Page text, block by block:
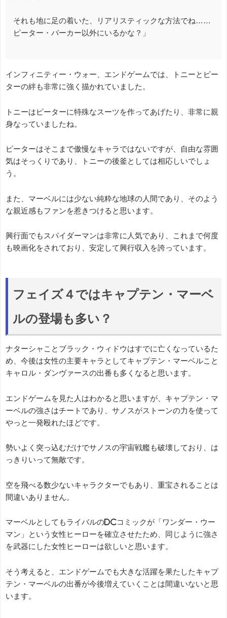
それも地に足の着いた、リアリスティックな方法でね……
ピーター・パーカー以外にいるかな？」
インフィニティー・ウォー、エンドゲームでは、トニーとピー
ターの絆も非常に強く描かれていました。
トニーはピーターに特殊なスーツを作ってあげたり、非常に親
身なっていましたね。
ピーターはそこまで傲慢なキャラではないですが、自由な雰囲
気はそっくりであり、トニーの後釜としては相応しいでしょ
う。
また、マーベルには少ない純粋な地球の人間であり、そのよう
な親近感もファンを惹きつけると思います。
興行面でもスパイダーマンは非常に人気であり、これまで何度
も映画化をされており、安定して興行収入を誇っています。
フェイズ４ではキャプテン・マーベ
ルの登場も多い？
ナターシャことブラック・ウィドウはすでに亡くなっているた
め、今後は女性の主要キャラとしてキャプテン・マーベルこと
キャロル・ダンヴァースの出番も多くなると思います。
エンドゲームを見た人はわかると思いますが、キャプテン・マ
ーベルの強さはチートであり、サノスがストーンの力を使って
やっと一発殴れたほどです。
勢いよく突っ込むだけでサノスの宇宙戦艦も破壊しており、は
っきりいって無敵です。
空を飛べる数少ないキャラクターでもあり、重宝されることは
間違いありません。
マーベルとしてもライバルのDCコミックが「ワンダー・ウー
マン」という女性ヒーローを確立させたため、同じように強さ
を武器にした女性ヒーローは欲しいと思います。
そう考えると、エンドゲームでも大きな活躍を果たしたキャプ
テン・マーベルの出番が今後増えていくことは間違いないと思
います。